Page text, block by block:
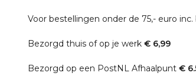
Voor bestellingen onder de 75,- euro
Bezorgd thuis of op je werk € 6,99
Bezorgd op een PostNL Afhaalpunt €